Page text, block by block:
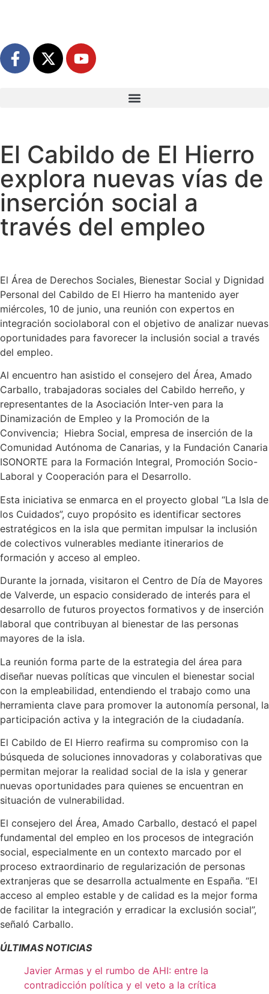
El Cabildo de El Hierro
explora nuevas vías de
inserción social a
través del empleo
El Área de Derechos Sociales, Bienestar Social y Dignidad
Personal del Cabildo de El Hierro ha mantenido ayer
miércoles, 10 de junio, una reunión con expertos en
integración sociolaboral con el objetivo de analizar nuevas
oportunidades para favorecer la inclusión social a través
del empleo.
Al encuentro han asistido el consejero del Área, Amado
Carballo, trabajadoras sociales del Cabildo herreño, y
representantes de la Asociación Inter-ven para la
Dinamización de Empleo y la Promoción de la
Convivencia; Hiebra Social, empresa de inserción de la
Comunidad Autónoma de Canarias, y la Fundación Canaria
ISONORTE para la Formación Integral, Promoción Socio-
Laboral y Cooperación para el Desarrollo.
Esta iniciativa se enmarca en el proyecto global “La Isla de
los Cuidados”, cuyo propósito es identificar sectores
estratégicos en la isla que permitan impulsar la inclusión
de colectivos vulnerables mediante itinerarios de
formación y acceso al empleo.
Durante la jornada, visitaron el Centro de Día de Mayores
de Valverde, un espacio considerado de interés para el
desarrollo de futuros proyectos formativos y de inserción
laboral que contribuyan al bienestar de las personas
mayores de la isla.
La reunión forma parte de la estrategia del área para
diseñar nuevas políticas que vinculen el bienestar social
con la empleabilidad, entendiendo el trabajo como una
herramienta clave para promover la autonomía personal, la
participación activa y la integración de la ciudadanía.
El Cabildo de El Hierro reafirma su compromiso con la
búsqueda de soluciones innovadoras y colaborativas que
permitan mejorar la realidad social de la isla y generar
nuevas oportunidades para quienes se encuentran en
situación de vulnerabilidad.
El consejero del Área, Amado Carballo, destacó el papel
fundamental del empleo en los procesos de integración
social, especialmente en un contexto marcado por el
proceso extraordinario de regularización de personas
extranjeras que se desarrolla actualmente en España. “El
acceso al empleo estable y de calidad es la mejor forma
de facilitar la integración y erradicar la exclusión social”,
señaló Carballo.
ÚLTIMAS NOTICIAS
Javier Armas y el rumbo de AHI: entre la
contradicción política y el veto a la crítica